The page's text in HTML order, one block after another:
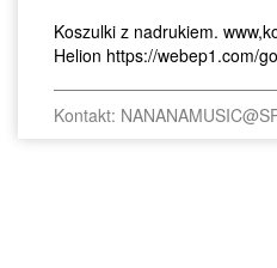
Koszulki z nadrukiem.
Helion https://webep1.com/
Kontakt: